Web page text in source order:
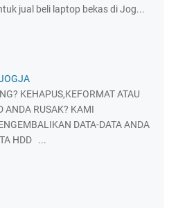
jual beli laptop bekas di Jog...
KEHAPUS,KEFORMAT ATAU
ANDA RUSAK? KAMI
DATA-DATA ANDA
HDD ...